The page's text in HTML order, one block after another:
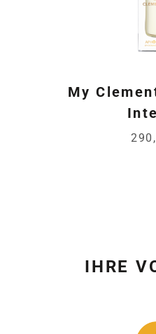
My
IHRE